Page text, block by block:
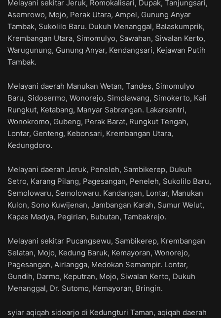
Melayani sekitar Jeruk, Romokalisari, Dupak, Tanjungsari,
Asemrowo, Mojo, Perak Utara, Ampel, Gunung Anyar
Tambak, Sukolilo Baru. Dukuh Menanggal, Balaskumprik,
Krembangan Utara, Simomulyo, Sawahan, Siwalan Kerto,
Warugunung, Gunung Anyar, Kendangsari, Kejawan Putih
Tambak.
Melayani daerah Manukan Wetan, Tandes, Simomulyo
Baru, Sidosermo, Wonorejo, Simolawang, Simokerto, Kali
Rungkut, Ketabang, Manyar Sabrangan. Lakarsantri,
Wonokromo, Gubeng, Perak Barat, Rungkut Tengah,
Lontar, Genteng, Kebonsari, Krembangan Utara,
Kedungdoro.
Melayani daerah Jeruk, Peneleh, Sambikerep, Dukuh
Setro, Karang Pilang, Pagesangan, Peneleh, Sukolilo Baru,
Semolowaru, Semolowaru. Kandangan, Lontar, Manukan
Kulon, Sono Kuwijenan, Jambangan Karah, Sumur Welut,
Kapas Madya, Pegirian, Bubutan, Tambakrejo.
Melayani sekitar Pucangsewu, Sambikerep, Krembangan
Selatan, Mojo, Kedung Baruk, Kemayoran, Wonorejo,
Pagesangan, Airlangga, Medokan Semampir. Lontar,
Gundih, Darmo, Keputran, Mojo, Siwalan Kerto, Dukuh
Menanggal, Dr. Sutomo, Kemayoran, Bringin.
syiar aqiqah sidoarjo di Kedungturi Taman, aqiqah daerah